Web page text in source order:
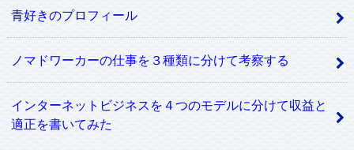
青好きのプロフィール
ノマドワーカーの仕事を３種類に分けて考察する
インターネットビジネスを４つのモデルに分けて収益と
適正を書いてみた